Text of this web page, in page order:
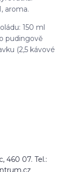
aroma.
150 ml
pudingově
(2,5 kávové
460 07. Tel.: